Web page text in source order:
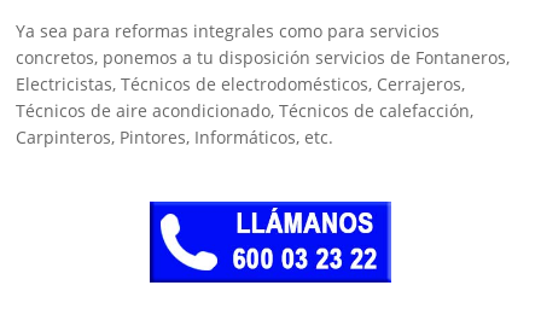
Ya sea para reformas integrales como para servicios
concretos, ponemos a tu disposición servicios de Fontaneros,
Electricistas, Técnicos de electrodomésticos, Cerrajeros,
Técnicos de aire acondicionado, Técnicos de calefacción,
Carpinteros, Pintores, Informáticos, etc.